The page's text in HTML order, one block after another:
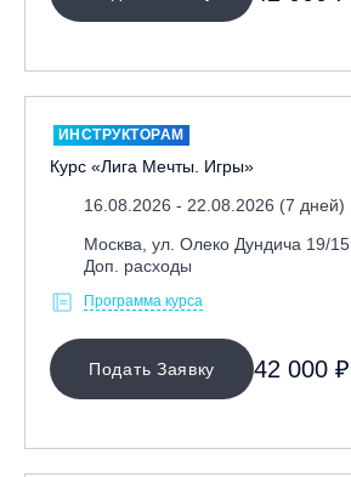
ИНСТРУКТОРАМ
Курс «Лига Мечты. Игры»
16.08.2026 - 22.08.2026 (7 дней)
Москва, ул. Олеко Дундича 19/15
Доп. расходы
Программа курса
Подать Заявку 42 000 ₽